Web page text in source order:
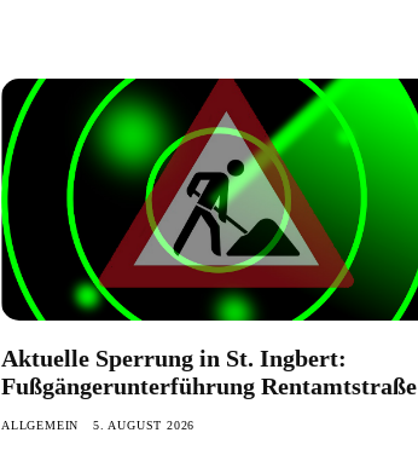
Aktuelle Sperrung in St. Ingbert:
Fußgängerunterführung Rentamtstraße
ALLGEMEIN 5. AUGUST 2026